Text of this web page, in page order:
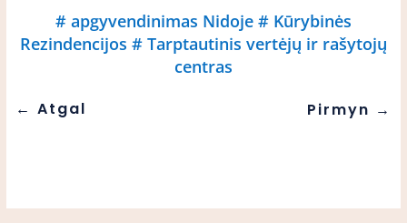
# apgyvendinimas Nidoje# Kūrybinės
Rezindencijos # Tarptautinis vertėjų ir rašytojų
centras
← Atgal Pirmyn →